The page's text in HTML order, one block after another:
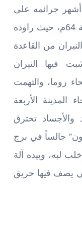
أشهر جرائمه على
الإطلاق كان حريق روما الشهير سنة 64م، حيث راوده
من القاعدة
فيها النيران
روما، والتهمت
المدينة الأربعة
والأجساد تحترق
جالساً في برج
لبه، وبيده آلة
يصف فيها حريق